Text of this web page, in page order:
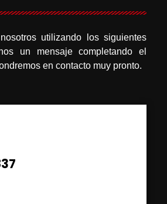
utilizando los siguientes
un mensaje completando el
en contacto muy pronto.